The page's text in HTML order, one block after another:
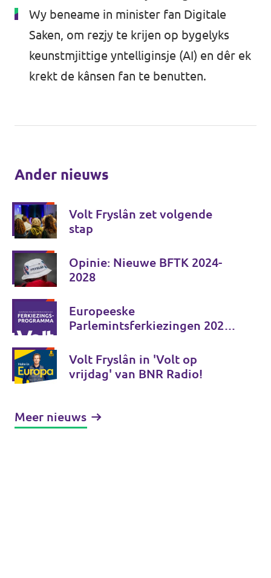
Wy beneame in minister fan Digitale
Saken, om rezjy te krijen op bygelyks
keunstmjittige yntelliginsje (AI) en dêr ek
krekt de kânsen fan te benutten.
Ander nieuws
Volt Fryslân zet volgende
stap
Opinie: Nieuwe BFTK 2024-
2028
Europeeske
Parlemintsferkiezingen 2024 -
Volt Fryslân in 'Volt op
vrijdag' van BNR Radio!
Meer nieuws